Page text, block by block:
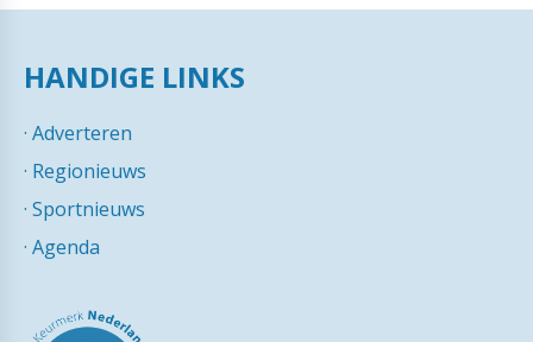
HANDIGE LINKS
· Adverteren
· Regionieuws
· Sportnieuws
· Agenda